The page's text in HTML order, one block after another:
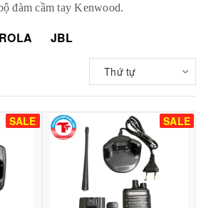
đàm cầm tay Kenwood.
JBL
Thứ tự
SALE SALE